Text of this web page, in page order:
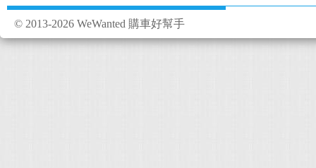
© 2013-2026 WeWanted 購車好幫手